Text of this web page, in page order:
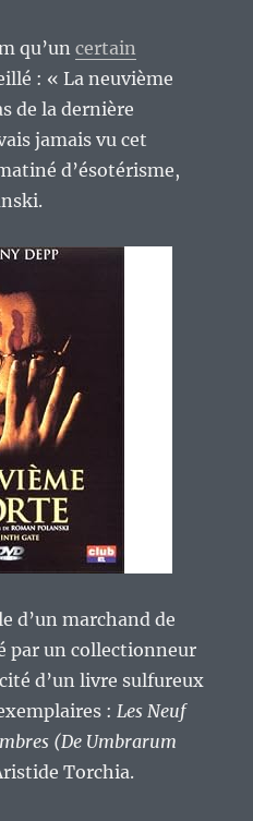
qu’uncertain
: « La neuvième
de la dernière
jamais vu cet
d’ésotérisme,
d’un marchand de
par un collectionneur
d’un livre sulfureux
:Les Neuf
(De Umbrarum
Torchia.